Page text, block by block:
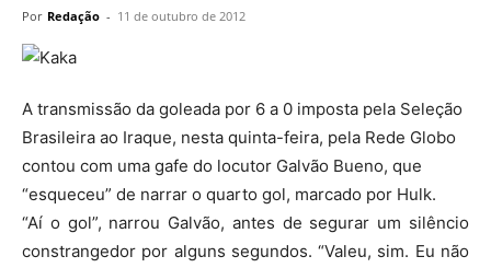
Por Redação - 11 de outubro de 2012
A transmissão da goleada por 6 a 0 imposta pela Seleção
Brasileira ao Iraque, nesta quinta-feira, pela Rede Globo
contou com uma gafe do locutor Galvão Bueno, que
“esqueceu” de narrar o quarto gol, marcado por Hulk.
“Aí o gol”, narrou Galvão, antes de segurar um silêncio
constrangedor por alguns segundos. “Valeu, sim. Eu não